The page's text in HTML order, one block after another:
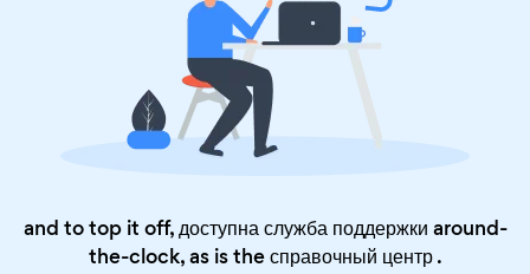
and to top it off, доступна служба поддержки around-
the-clock, as is theсправочный центр.